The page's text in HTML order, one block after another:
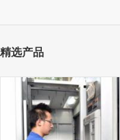
精选产品